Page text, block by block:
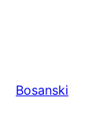
Bosanski